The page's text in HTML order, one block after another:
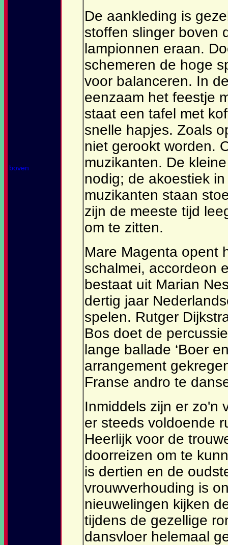
boven
De aankleding is
stoffen slinger boven
lampionnen eraan.
schemeren de hoge
voor balanceren. In
eenzaam het feestje
staat een tafel met
snelle hapjes. Zoals
niet gerookt worden.
muzikanten. De
nodig; de akoestiek
muzikanten staan
zijn de meeste tijd
om te zitten.
Mare Magenta opent
schalmei, accordeon
bestaat uit Marian
dertig jaar
spelen. Rutger
Bos doet de
lange ballade ‘Boer
arrangement
Franse andro te
Inmiddels zijn er zo'n
er steeds voldoende
Heerlijk voor de
doorreizen om te
is dertien en de
vrouwverhouding is
nieuwelingen kijken
tijdens de gezellige
dansvloer helemaal